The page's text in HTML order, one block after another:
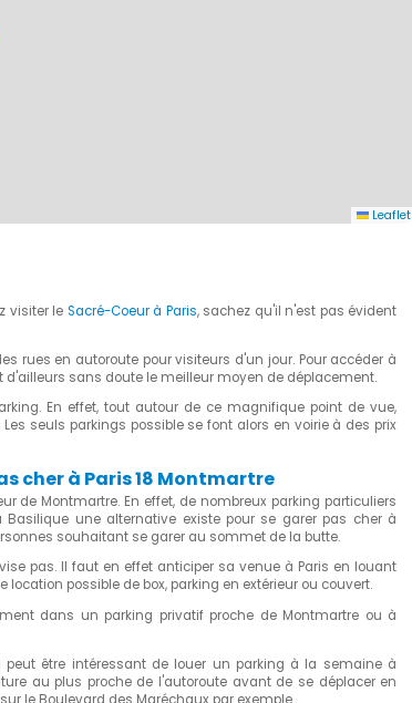
Leaflet
visiter le Sacré-Coeur à Paris, sachez qu'il n'est pas évident
rues en autoroute pour visiteurs d'un jour. Pour accéder à
sans doute le meilleur moyen de déplacement.
En effet, tout autour de ce magnifique point de vue,
seuls parkings possible se font alors en voirie à des prix
cher à Paris 18 Montmartre
de Montmartre. En effet, de nombreux parking particuliers
une alternative existe pour se garer pas cher à
souhaitant se garer au sommet de la butte.
pas. Il faut en effet anticiper sa venue à Paris en louant
possible de box, parking en extérieur ou couvert.
dans un parking privatif proche de Montmartre ou à
peut être intéressant de louer un parking à la semaine à
au plus proche de l'autoroute avant de se déplacer en
le Boulevard des Maréchaux par exemple.